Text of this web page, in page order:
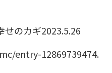
せのカギ2023.5.26
entry-12869739474.